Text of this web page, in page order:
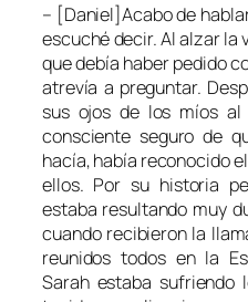
– [Daniel]Acabo de
escuché decir. Al alzar la
que debía haber pedido
atrevía a preguntar.
sus ojos de los míos al
consciente seguro de
hacía, había reconocido
ellos. Por su historia
estaba resultando muy
cuando recibieron la
reunidos todos en la
Sarah estaba sufriendo